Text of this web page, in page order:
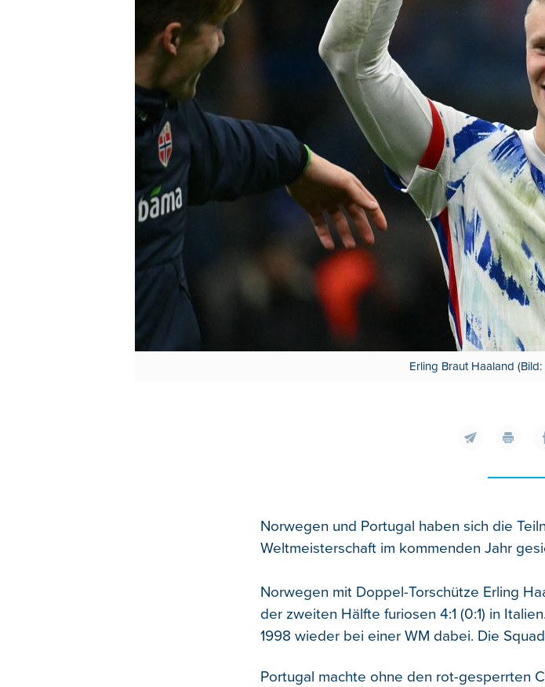
Erling Braut Haaland
Norwegen und Portugal haben sich die
Weltmeisterschaft im kommenden Jahr
Norwegen mit Doppel-Torschütze Erling
der zweiten Hälfte furiosen 4:1 (0:1) in
1998 wieder bei einer WM dabei. Die
Portugal machte ohne den rot-gesperrten